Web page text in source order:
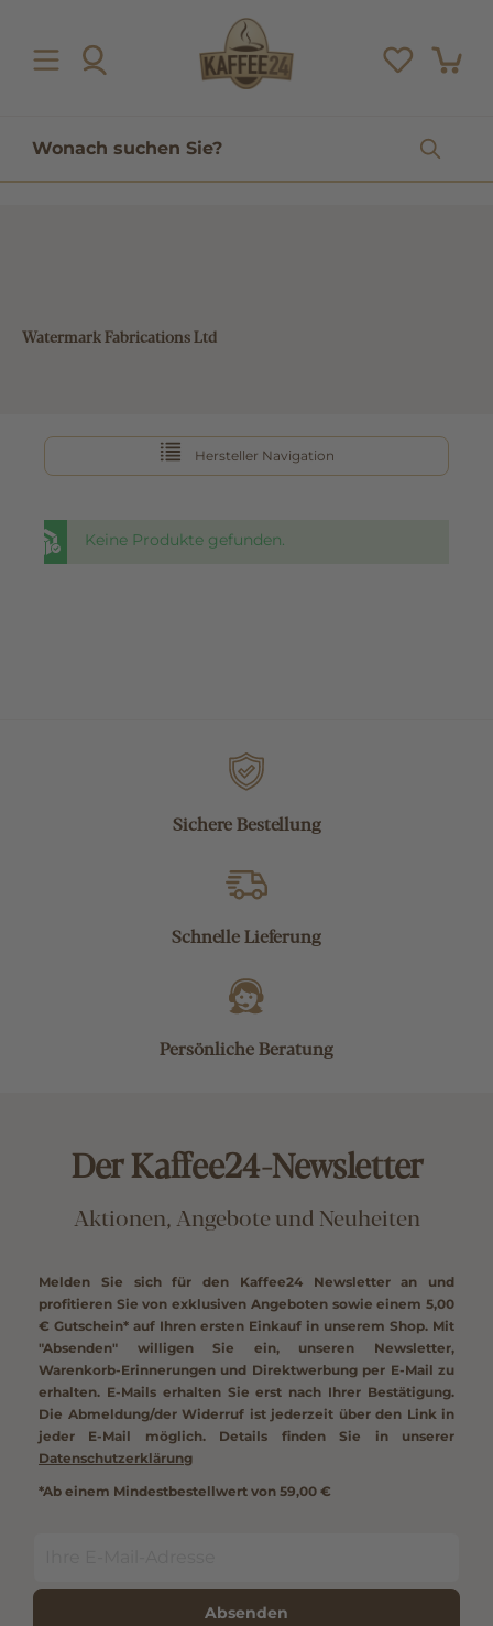
Watermark Fabrications Ltd
Hersteller Navigation
Keine Produkte gefunden.
Sichere Bestellung
Schnelle Lieferung
Persönliche Beratung
Der Kaffee24-Newsletter
Aktionen, Angebote und Neuheiten
Melden Sie sich für den Kaffee24 Newsletter an und
profitieren Sie von exklusiven Angeboten sowie einem 5,00
€ Gutschein* auf Ihren ersten Einkauf in unserem Shop. Mit
"Absenden" willigen Sie ein, unseren Newsletter,
Warenkorb-Erinnerungen und Direktwerbung per E-Mail zu
erhalten. E-Mails erhalten Sie erst nach Ihrer Bestätigung.
Die Abmeldung/der Widerruf ist jederzeit über den Link in
jeder E-Mail möglich. Details finden Sie in unserer
Datenschutzerklärung
*Ab einem Mindestbestellwert von 59,00 €
Absenden